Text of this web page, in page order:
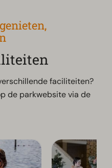
faciliteiten?
de parkwebsite via de